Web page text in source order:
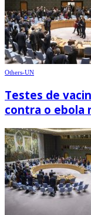
Others-UN
Testes de
contra o ebola